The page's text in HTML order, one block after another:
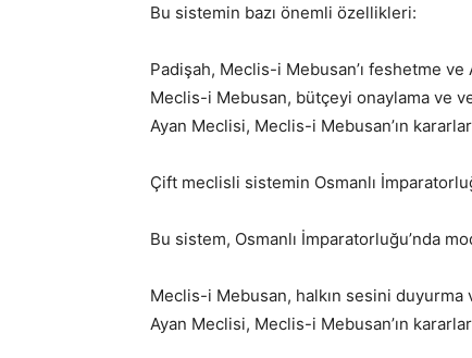
Bu sistemin bazı önemli özellikleri:
Padişah, Meclis-i Mebusan’ı feshetme
Meclis-i Mebusan, bütçeyi onaylama ve
Ayan Meclisi, Meclis-i Mebusan’ın
Çift meclisli sistemin Osmanlı
Bu sistem, Osmanlı İmparatorluğu’nda
Meclis-i Mebusan, halkın sesini duyurma
Ayan Meclisi, Meclis-i Mebusan’ın